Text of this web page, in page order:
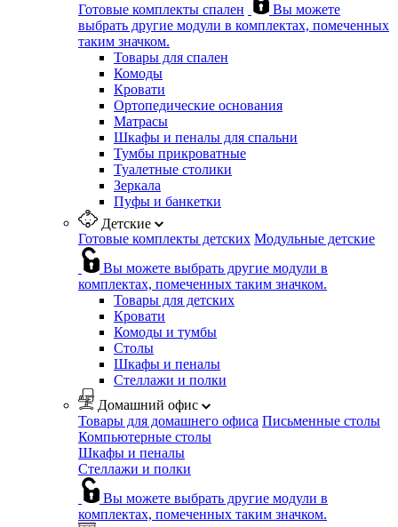
Готовые комплекты спален
Вы можете
выбрать другие модули в комплектах, помеченных
таким значком.
Товары для спален
Комоды
Кровати
Ортопедические основания
Матрасы
Шкафы и пеналы для спальни
Тумбы прикроватные
Туалетные столики
Зеркала
Пуфы и банкетки
Детские
Готовые комплекты детских Модульные детские
Вы можете выбрать другие модули в
комплектах, помеченных таким значком.
Товары для детских
Кровати
Комоды и тумбы
Столы
Шкафы и пеналы
Стеллажи и полки
Домашний офис
Товары для домашнего офиса Письменные столы
Компьютерные столы
Шкафы и пеналы
Стеллажи и полки
Вы можете выбрать другие модули в
комплектах, помеченных таким значком.